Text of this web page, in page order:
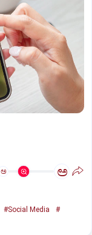
ಅ ಅ
#Social Media
#